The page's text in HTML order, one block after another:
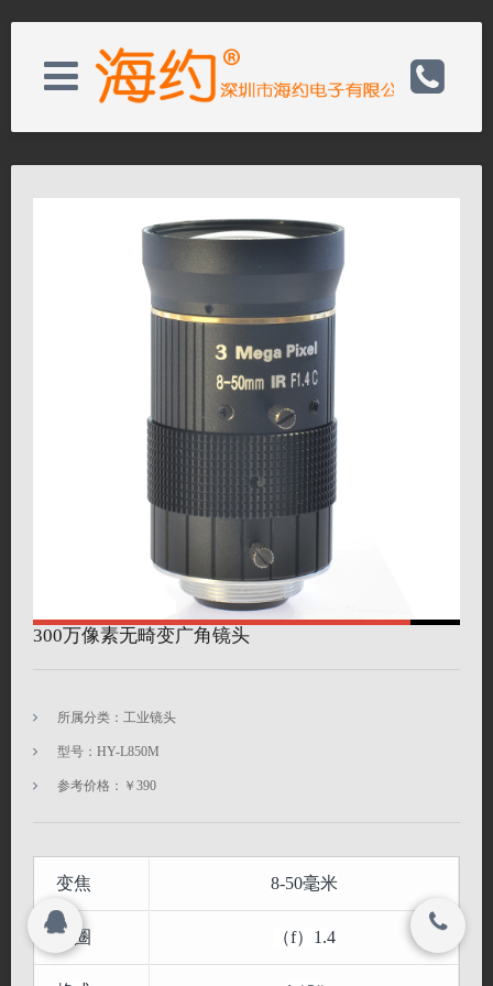
关于我们
新闻资讯
联系我们
电话：0755-82728050
邮箱：wishs@hayear.com
网址：http://www.hayear.cn
联系我们
关闭
© 2023
深圳市海约电子有限公司 All rights reserved.
300万像素无畸变广角镜头
所属分类：工业镜头
型号：HY-L850M
参考价格：￥390
变焦 8-50毫米
光圈 （f）1.4